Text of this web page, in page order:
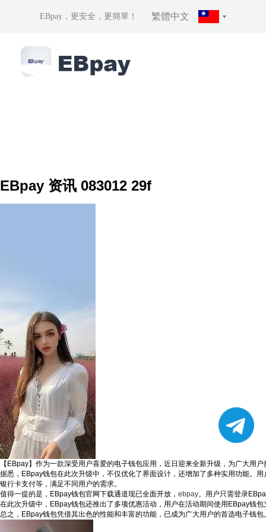
EBpay，更安全，更簡單！ 繁體中文
EBpay 资讯 083012 29f
【EBpay】作为一款深受用户喜爱的电子钱包应用，近日迎来全新升级，为广大
据悉，EBpay钱包在此次升级中，不仅优化了界面设计，还增加了多种实用功能。
银行卡支付等，满足不同用户的需求。
值得一提的是，EBpay钱包官网下载通道现已全面开放， ebpay。用户只需登录
在此次升级中，EBpay钱包还推出了多项优惠活动，用户在活动期间使用EBpay钱
总之，EBpay钱包凭借其出色的性能和丰富的功能，已成为广大用户的首选电子钱